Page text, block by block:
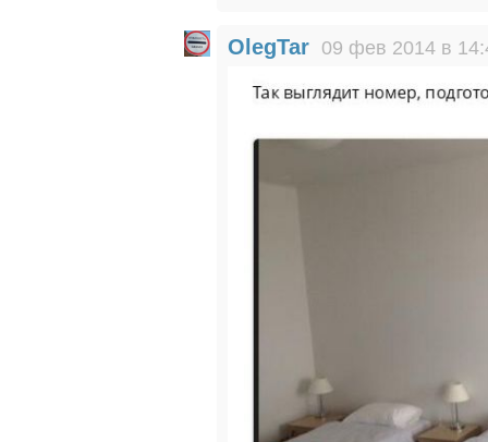
OlegTar 09 фев 2014 в